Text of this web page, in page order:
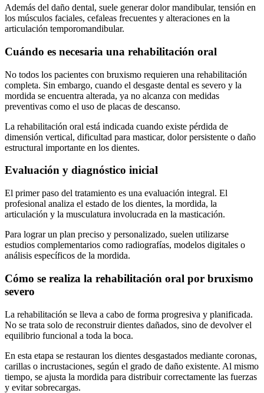
Además del daño dental, suele generar dolor mandibular, tensión en
los músculos faciales, cefaleas frecuentes y alteraciones en la
articulación temporomandibular.
Cuándo es necesaria una rehabilitación oral
No todos los pacientes con bruxismo requieren una rehabilitación
completa. Sin embargo, cuando el desgaste dental es severo y la
mordida se encuentra alterada, ya no alcanza con medidas
preventivas como el uso de placas de descanso.
La rehabilitación oral está indicada cuando existe pérdida de
dimensión vertical, dificultad para masticar, dolor persistente o daño
estructural importante en los dientes.
Evaluación y diagnóstico inicial
El primer paso del tratamiento es una evaluación integral. El
profesional analiza el estado de los dientes, la mordida, la
articulación y la musculatura involucrada en la masticación.
Para lograr un plan preciso y personalizado, suelen utilizarse
estudios complementarios como radiografías, modelos digitales o
análisis específicos de la mordida.
Cómo se realiza la rehabilitación oral por bruxismo
severo
La rehabilitación se lleva a cabo de forma progresiva y planificada.
No se trata solo de reconstruir dientes dañados, sino de devolver el
equilibrio funcional a toda la boca.
En esta etapa se restauran los dientes desgastados mediante coronas,
carillas o incrustaciones, según el grado de daño existente. Al mismo
tiempo, se ajusta la mordida para distribuir correctamente las fuerzas
y evitar sobrecargas.